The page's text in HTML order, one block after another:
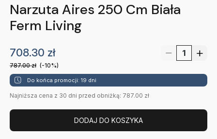
Narzuta Aires 250 Cm Biała
Ferm Living
708.30 zł
787.00zł (-10%)
Do końca promocji: 19 dni
Najniższa cena z 30 dni przed obniżką: 787.00 zł
DODAJ DO KOSZYKA